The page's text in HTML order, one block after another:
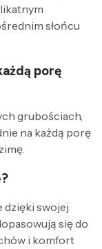
słońcu
porę
grubościach,
na każdą porę
dzięki swojej
się do
i komfort